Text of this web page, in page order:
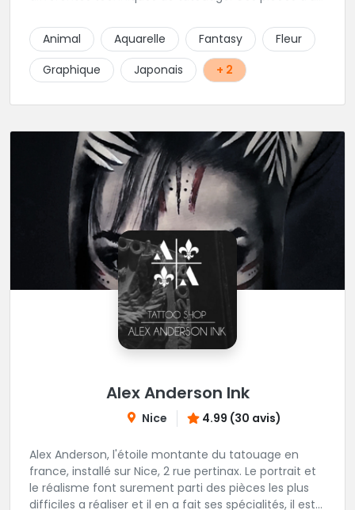
On vient de très loin pour se faire tatouer par cette
artiste ! N'hésitez pas à la contacter par téléphone:
0648079720 ou messages sur Instagram ou
Facebook.
Animal Aquarelle Fantasy
Fleur
Graphique
Japonais + 2
Alex Anderson Ink
Nice 4.99 (30 avis)
Alex Anderson, l'étoile montante du tatouage en
france, installé sur Nice, 2 rue pertinax. Le portrait et
le réalisme font surement parti des pièces les plus
difficiles a réaliser et il en a fait ses spécialités, il est